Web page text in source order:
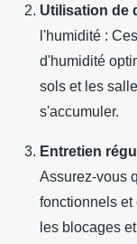
Utilisation de
l'humidité :
d'humidité
sols et les
s'accumuler.
Entretien
Assurez-vous
fonctionnels et
les blocages